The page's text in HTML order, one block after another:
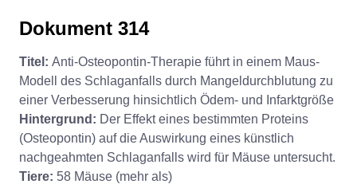
Dokument 314
Titel: Anti-Osteopontin-Therapie führt in einem Maus-
Modell des Schlaganfalls durch Mangeldurchblutung zu
einer Verbesserung hinsichtlich Ödem- und Infarktgröße
Hintergrund: Der Effekt eines bestimmten Proteins
(Osteopontin) auf die Auswirkung eines künstlich
nachgeahmten Schlaganfalls wird für Mäuse untersucht.
Tiere: 58 Mäuse (mehr als)